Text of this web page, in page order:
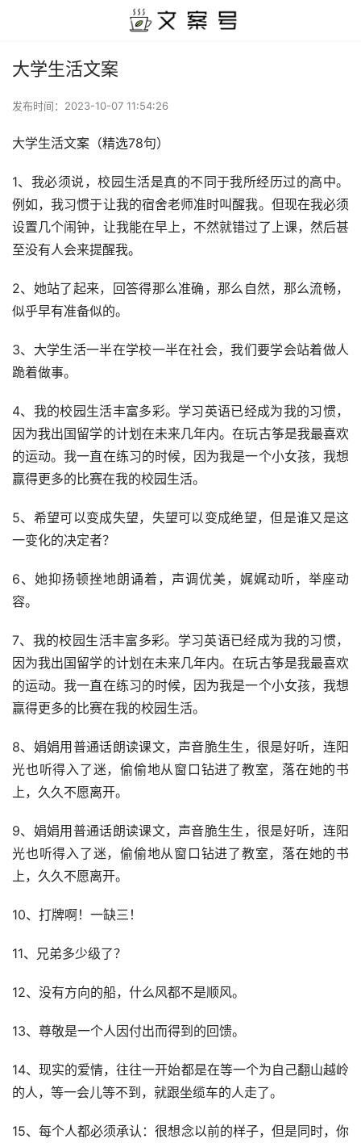
大学生活文案
发布时间： 2023-10-07 11:54:26
大学生活文案（精选78句）
1、我必须说，校园生活是真的不同于我所经历过的高中。
例如，我习惯于让我的宿舍老师准时叫醒我。但现在我必须
设置几个闹钟，让我能在早上，不然就错过了上课，然后甚
至没有人会来提醒我。
2、她站了起来，回答得那么准确，那么自然，那么流畅，
似乎早有准备似的。
3、大学生活一半在学校一半在社会，我们要学会站着做人
跪着做事。
4、我的校园生活丰富多彩。学习英语已经成为我的习惯，
因为我出国留学的计划在未来几年内。在玩古筝是我最喜欢
的运动。我一直在练习的时候，因为我是一个小女孩，我想
赢得更多的比赛在我的校园生活。
5、希望可以变成失望，失望可以变成绝望，但是谁又是这
一变化的决定者？
6、她抑扬顿挫地朗诵着，声调优美，娓娓动听，举座动
容。
7、我的校园生活丰富多彩。学习英语已经成为我的习惯，
因为我出国留学的计划在未来几年内。在玩古筝是我最喜欢
的运动。我一直在练习的时候，因为我是一个小女孩，我想
赢得更多的比赛在我的校园生活。
8、娟娟用普通话朗读课文，声音脆生生，很是好听，连阳
光也听得入了迷，偷偷地从窗口钻进了教室，落在她的书
上，久久不愿离开。
9、娟娟用普通话朗读课文，声音脆生生，很是好听，连阳
光也听得入了迷，偷偷地从窗口钻进了教室，落在她的书
上，久久不愿离开。
10、打牌啊！一缺三！
11、兄弟多少级了？
12、没有方向的船，什么风都不是顺风。
13、尊敬是一个人因付出而得到的回馈。
14、现实的爱情，往往一开始都是在等一个为自己翻山越岭
的人，等一会儿等不到，就跟坐缆车的人走了。
15、每个人都必须承认：很想念以前的样子，但是同时，你